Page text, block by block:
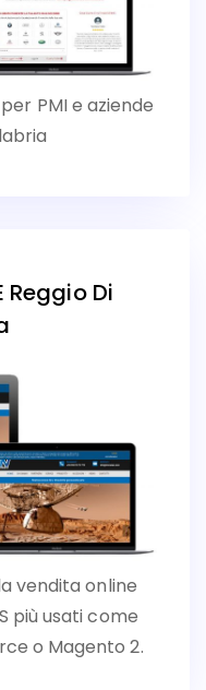
PMI e aziende
Reggio Di
vendita online
più usati come
o Magento 2.